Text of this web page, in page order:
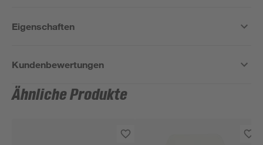
Eigenschaften
Kundenbewertungen
Ähnliche Produkte